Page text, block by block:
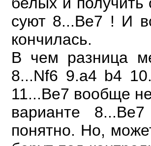
суют 8...Be7 ! И
кончилась.
В чем разница
8...Nf6 9.a4 b4
11...Be7 вообще
варианте
понятно. Но,